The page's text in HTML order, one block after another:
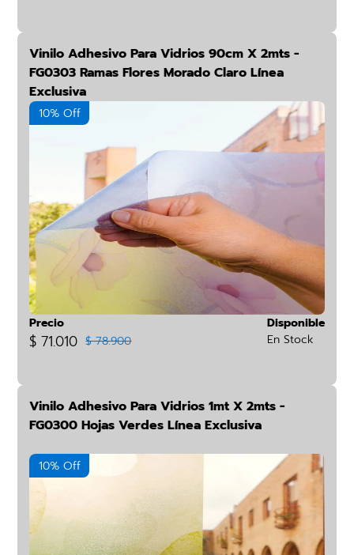
Vinilo Adhesivo Para Vidrios 90cm X 2mts -
FG0303 Ramas Flores Morado Claro Línea
Exclusiva
10% Off
Precio
$ 71.010 $ 78.900
Disponible
En Stock
Vinilo Adhesivo Para Vidrios 1mt X 2mts -
FG0300 Hojas Verdes Línea Exclusiva
10% Off